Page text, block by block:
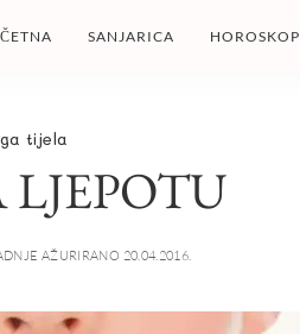
SANJARICA HOROSKOP
tijela
AŽURIRANO 20.04.2016.